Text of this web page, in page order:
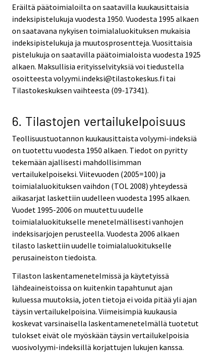
Eräiltä päätoimialoilta on saatavilla kuukausittaisia
indeksipistelukuja vuodesta 1950. Vuodesta 1995 alkaen
on saatavana nykyisen toimialaluokituksen mukaisia
indeksipistelukuja ja muutosprosentteja. Vuosittaisia
pistelukuja on saatavilla päätoimialoista vuodesta 1925
alkaen. Maksullisia erityisselvityksiä voi tiedustella
osoitteesta volyymi.indeksi@tilastokeskus.fi tai
Tilastokeskuksen vaihteesta (09-17341).
6. Tilastojen vertailukelpoisuus
Teollisuustuotannon kuukausittaista volyymi-indeksiä
on tuotettu vuodesta 1950 alkaen. Tiedot on pyritty
tekemään ajallisesti mahdollisimman
vertailukelpoiseksi. Viitevuoden (2005=100) ja
toimialaluokituksen vaihdon (TOL 2008) yhteydessä
aikasarjat laskettiin uudelleen vuodesta 1995 alkaen.
Vuodet 1995-2006 on muutettu uudelle
toimialaluokitukselle menetelmällisesti vanhojen
indeksisarjojen perusteella. Vuodesta 2006 alkaen
tilasto laskettiin uudelle toimialaluokitukselle
perusaineiston tiedoista.
Tilaston laskentamenetelmissä ja käytetyissä
lähdeaineistoissa on kuitenkin tapahtunut ajan
kuluessa muutoksia, joten tietoja ei voida pitää yli ajan
täysin vertailukelpoisina. Viimeisimpiä kuukausia
koskevat varsinaisella laskentamenetelmällä tuotetut
tulokset eivät ole myöskään täysin vertailukelpoisia
vuosivolyymi-indeksillä korjattujen lukujen kanssa.